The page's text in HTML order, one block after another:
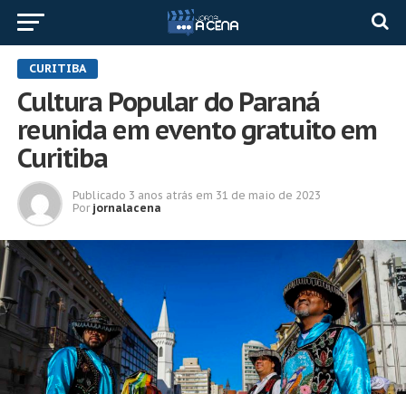
CURITIBA
Cultura Popular do Paraná
reunida em evento gratuito em
Curitiba
Publicado 3 anos atrás em 31 de maio de 2023
Por jornalacena